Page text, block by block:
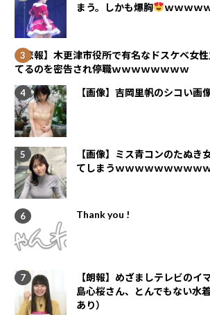
まう。しかも爆胸
ｗｗｗｗ
【悲報】木更津市役所で有名なドスケベ女
てるのを密告され停職ｗｗｗｗｗｗｗｗ
【画像】吉岡里帆のシコい
【画像】ミス青コンのたぬ
てしまうｗｗｗｗｗｗｗｗｗ
Thank you !
【朗報】めざましテレビのイ
島心桜さん、とんでもない水
あり）